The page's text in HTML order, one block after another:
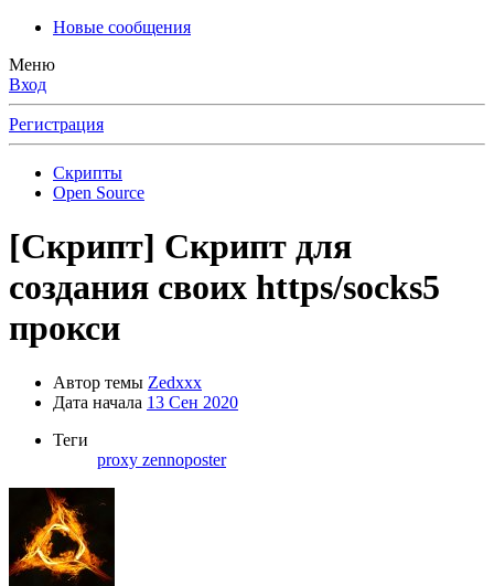
Новые сообщения
Меню
Вход
Регистрация
Скрипты
Open Source
[Скрипт] Скрипт для
создания своих https/socks5
прокси
Автор темы Zedxxx
Дата начала 13 Сен 2020
Теги
proxy zennoposter